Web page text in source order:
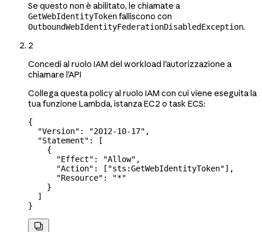
Se questo non è abilitato, le chiamate a
GetWebIdentityTokenfalliscono con
OutboundWebIdentityFederationDisabledException.
2
Concedi al ruolo IAM del workload l'autorizzazione a
chiamare l'API
Collega questa policy al ruolo IAM con cui viene eseguita la
tua funzione Lambda, istanza EC2 o task ECS:
{
  "Version"
: "2012-10-17" ,
  "Statement"
: [
    {
      "Effect"
: "Allow" ,
      "Action"
: [ "sts:GetWebIdentityToken"],
      "Resource"
:
"*"
    }
  ]
}
